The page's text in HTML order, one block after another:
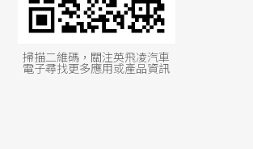
掃描二維碼，關注英飛凌汽車
電子尋找更多應用或產品資訊